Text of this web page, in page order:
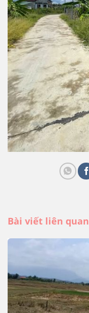
Bài viết liên quan